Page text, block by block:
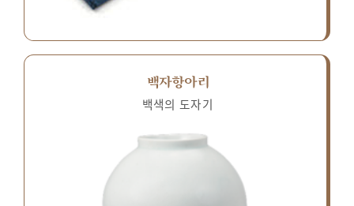
백자항아리
백색의 도자기